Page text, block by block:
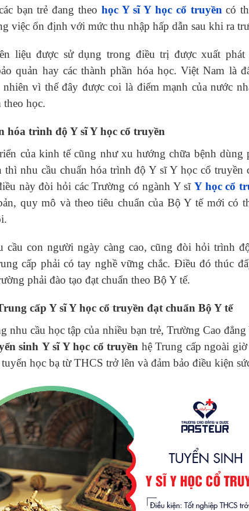
bạn trẻ đang theo học Y sĩ Y học cổ truyền có
việc ổn định với mức thu nhập hấp dẫn sau khi ra
liệu được sử dụng trong điều trị được xuất phát
quản hay các thành phần hóa học. Việt Nam là
nhiên vì thế đây được coi là điểm mạnh của nước
học.
hóa trình độ Y sĩ Y học cổ truyền
của kinh tế cũng như xu hướng chữa bệnh dùng
thì nhu cầu chuẩn hóa trình độ Y sĩ Y học cổ truyền
này đòi hỏi các Trường có ngành Y sĩ Y học cổ
quy mô và theo tiêu chuẩn của Bộ Y tế mới có
cầu con người ngày càng cao, cũng đòi hỏi trình
cấp phải có tay nghề vững chắc. Điều đó thúc
phải đào tạo đạt chuẩn theo Bộ Y tế.
cấp Y sĩ Y học cổ truyền đạt chuẩn Bộ Y tế
nhu cầu học tập của nhiều bạn trẻ, Trường Cao đẳng
sinh Y sĩ Y học cổ truyền hệ Trung cấp ngoài
học bạ từ THCS trở lên và đảm bảo điều kiện